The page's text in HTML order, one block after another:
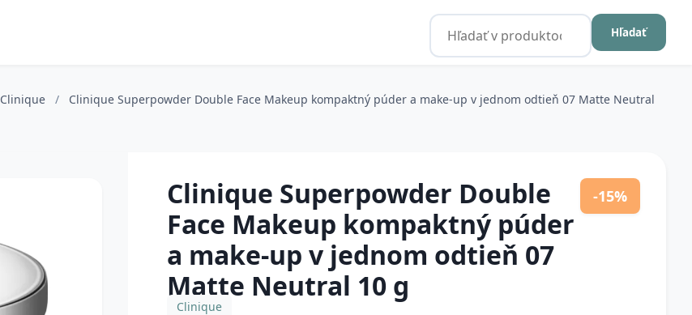
Hľadať
Clinique /
Clinique Superpowder Double Face Makeup kompaktný púder a make-up v jednom odtieň 07 Matte Neutral
Clinique Superpowder Double
Face Makeup kompaktný púder
a make-up v jednom odtieň 07
Matte Neutral 10 g
-15%
Clinique